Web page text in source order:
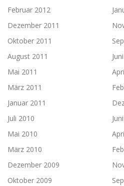
Februar 2012
Dezember 2011
Oktober 2011
August 2011
Mai 2011
März 2011
Januar 2011
Juli 2010
Mai 2010
März 2010
Dezember 2009
Oktober 2009